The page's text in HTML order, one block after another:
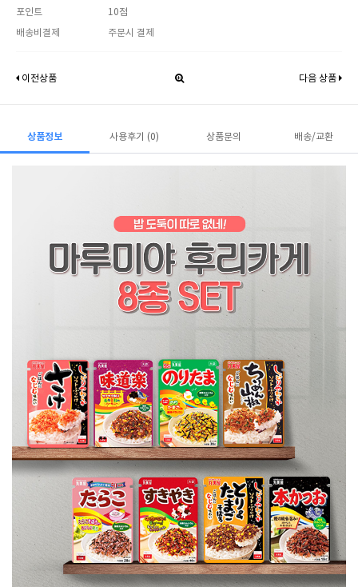
포인트
10점
배송비결제
주문시 결제
이전상품 다음 상품
상품정보 사용후기 (0) 상품문의 배송/교환